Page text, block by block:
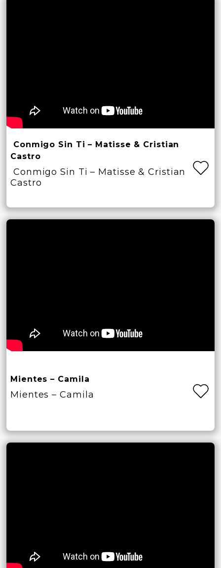
Conmigo Sin Ti – Matisse & Cristian
Castro
Conmigo Sin Ti – Matisse & Cristian
Castro
Mientes – Camila
Mientes – Camila